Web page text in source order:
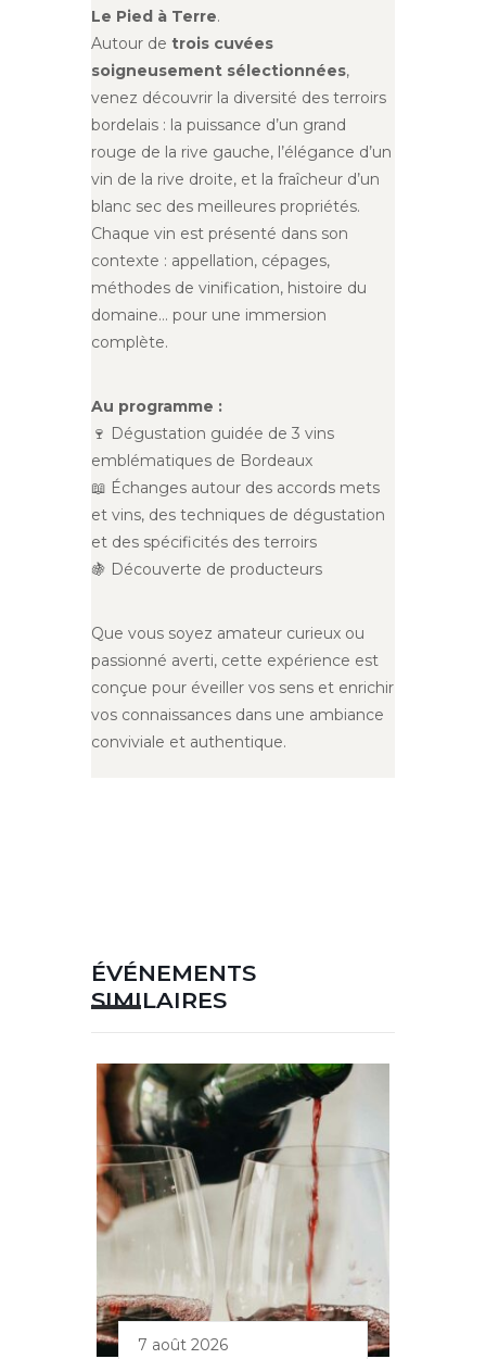
Le Pied à Terre.
Autour de trois cuvées
soigneusement sélectionnées,
venez découvrir la diversité des terroirs
bordelais : la puissance d’un grand
rouge de la rive gauche, l’élégance d’un
vin de la rive droite, et la fraîcheur d’un
blanc sec des meilleures propriétés.
Chaque vin est présenté dans son
contexte : appellation, cépages,
méthodes de vinification, histoire du
domaine… pour une immersion
complète.
Au programme :
🍷 Dégustation guidée de 3 vins
emblématiques de Bordeaux
📖 Échanges autour des accords mets
et vins, des techniques de dégustation
et des spécificités des terroirs
🍇 Découverte de producteurs
Que vous soyez amateur curieux ou
passionné averti, cette expérience est
conçue pour éveiller vos sens et enrichir
vos connaissances dans une ambiance
conviviale et authentique.
ÉVÉNEMENTS
SIMILAIRES
7 août 2026